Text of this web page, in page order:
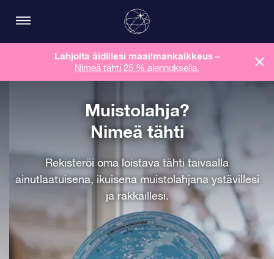
Lahjoita äidillesi maailmankaikkeus –
Nimeä tähti 25 % alennuksella.
Muistolahja?
Nimeä tähti
Rekisteröi oma loistava tähti taivaalla
ainutlaatuisena, ikuisena muistolahjana ystävillesi
ja rakkaillesi.